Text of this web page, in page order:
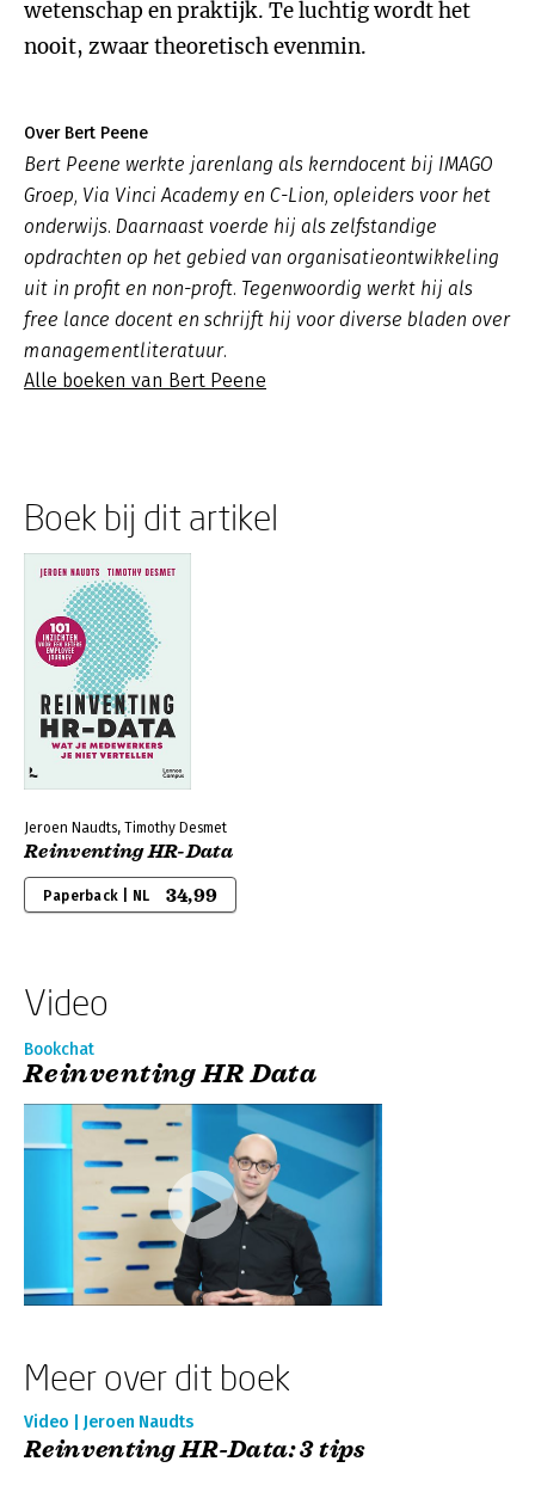
wetenschap en praktijk. Te luchtig wordt het
nooit, zwaar theoretisch evenmin.
Over Bert Peene
Bert Peene werkte jarenlang als kerndocent bij IMAGO
Groep, Via Vinci Academy en C-Lion, opleiders voor het
onderwijs. Daarnaast voerde hij als zelfstandige
opdrachten op het gebied van organisatieontwikkeling
uit in profit en non-proft. Tegenwoordig werkt hij als
free lance docent en schrijft hij voor diverse bladen over
managementliteratuur.
Alle boeken van Bert Peene
Boek bij dit artikel
Jeroen Naudts, Timothy Desmet
Reinventing HR-Data
Paperback | NL 34,99
Video
Bookchat
Reinventing HR Data
Meer over dit boek
Video | Jeroen Naudts
Reinventing HR-Data: 3 tips